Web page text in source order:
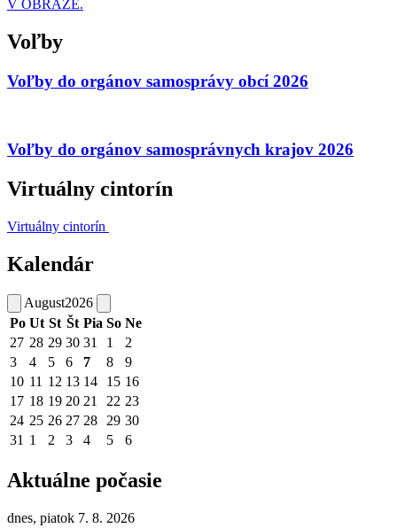
V OBRAZE.
Voľby
Voľby do orgánov samosprávy obcí 2026
Voľby do orgánov samosprávnych krajov 2026
Virtuálny cintorín
Virtuálny cintorín
Kalendár
August2026
Po Ut St Št Pia So Ne
27 28 29 30 31 1
2
3
4 5 6 7 8
9
10 11 12 13 14 15 16
17 18 19 20 21 22 23
24 25 26 27 28 29 30
31 1 2 3 4 5 6
Aktuálne počasie
dnes, piatok 7. 8. 2026